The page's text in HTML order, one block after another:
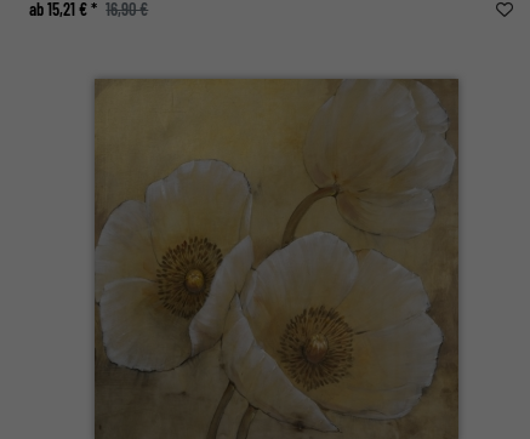
ab 15,21 € * 16,90 €